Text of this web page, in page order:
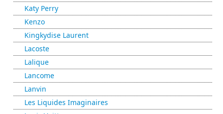
Katy Perry
Kenzo
Kingkydise Laurent
Lacoste
Lalique
Lancome
Lanvin
Les Liquides Imaginaires